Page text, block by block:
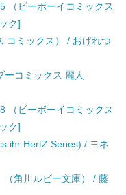
（ビーボーイコミックス
ク]
コミックス） / おげれつ
コミックス 麗人
（ビーボーイコミックス
ク]
ihr HertZ Series) / ヨネ
（角川ルビー文庫） / 藤